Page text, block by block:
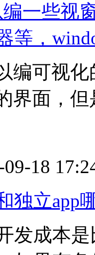
一些视
等，
编可视
界面，
09-18
独立app
发成本